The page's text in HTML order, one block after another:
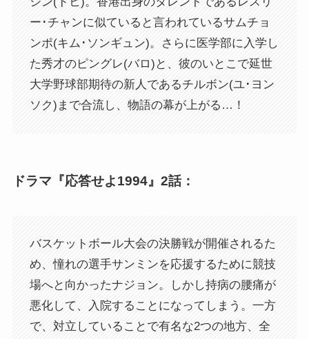
ー･チャンに似ていると言われているサムチョ
ンポ(キム･ソンギュン)。さらに医学部に入学し
た秀才のピングレ(バロ)と、彼のいとこで延世
大学野球部期待の新人であるチルボン(ユ･ヨン
ソク)まで合流し、物語の幕が上がる…！
ドラマ『応答せよ1994』2話：
バスケットボール大会の決勝戦が開催されるた
め、憧れの選手サンミンを応援するために競技
場へと向かったナジョン。しかし持病の腰痛が
悪化して、入院することになってしまう。一方
で、対立していることで有名な2つの地方、全